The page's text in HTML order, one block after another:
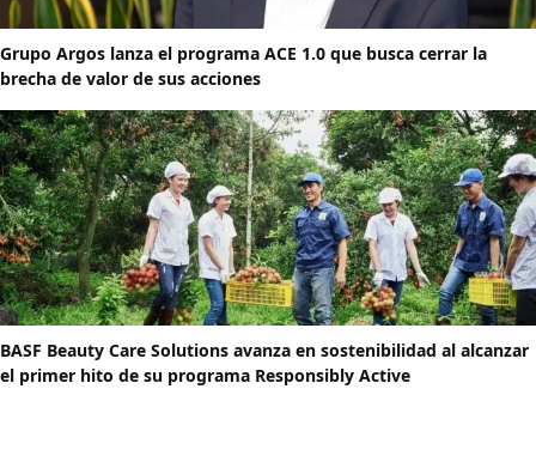
Grupo Argos lanza el programa ACE 1.0 que busca cerrar la
brecha de valor de sus acciones
BASF Beauty Care Solutions avanza en sostenibilidad al alcanzar
el primer hito de su programa Responsibly Active